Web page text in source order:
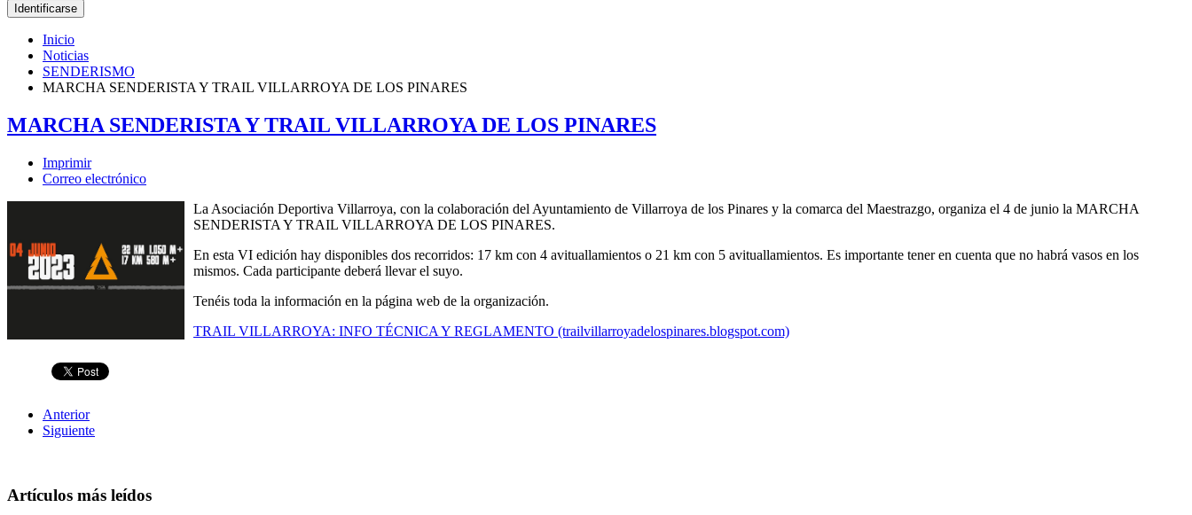
Identificarse
Inicio
Noticias
SENDERISMO
MARCHA SENDERISTA Y TRAIL VILLARROYA DE LOS PINARES
MARCHA SENDERISTA Y TRAIL VILLARROYA DE LOS PINARES
Imprimir
Correo electrónico
La Asociación Deportiva Villarroya, con la colaboración del Ayuntamiento de Villarroya de los Pinares y la comarca del Maestrazgo, organiza el 4 de junio la MARCHA
SENDERISTA Y TRAIL VILLARROYA DE LOS PINARES.
En esta VI edición hay disponibles dos recorridos: 17 km con 4 avituallamientos o 21 km con 5 avituallamientos. Es importante tener en cuenta que no habrá vasos en los
mismos. Cada participante deberá llevar el suyo.
Tenéis toda la información en la página web de la organización.
TRAIL VILLARROYA: INFO TÉCNICA Y REGLAMENTO (trailvillarroyadelospinares.blogspot.com)
Anterior
Siguiente
Artículos más leídos